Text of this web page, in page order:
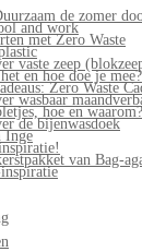
de zomer
and work
met Zero Waste
vaste zeep
en hoe doe je mee?
Zero Waste
wasbaar
hoe en waarom?
de bijenwasdoek
Inge
van Bag-